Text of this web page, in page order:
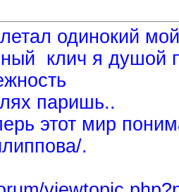
одинокий
клич я душой
паришь..
этот мир
.